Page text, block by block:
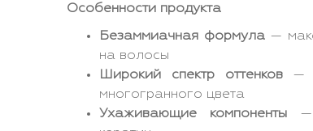
Особенности продукта
Безаммиачная формула—
на волосы
Широкий спектр оттенков—
многогранного цвета
Ухаживающие компоненты —